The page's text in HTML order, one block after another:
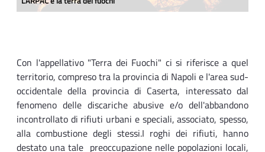
Con l'appellativo "Terra dei Fuochi" ci si riferisce a quel
territorio, compreso tra la provincia di Napoli e l'area sud-
occidentale della provincia di Caserta, interessato dal
fenomeno delle discariche abusive e/o dell'abbandono
incontrollato di rifiuti urbani e speciali, associato, spesso,
alla combustione degli stessi.I roghi dei rifiuti, hanno
destato una tale preoccupazione nelle popolazioni locali,